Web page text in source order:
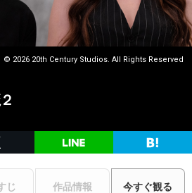
© 2026 20th Century Studios. All Rights Reserved
じ 作品情報 今すぐ観る